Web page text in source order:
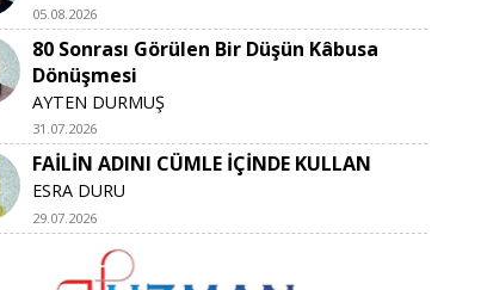
05.08.2026
80 Sonrası Görülen Bir Düşün Kâbusa
Dönüşmesi
AYTEN DURMUŞ
31.07.2026
FAİLİN ADINI CÜMLE İÇİNDE KULLAN
ESRA DURU
29.07.2026